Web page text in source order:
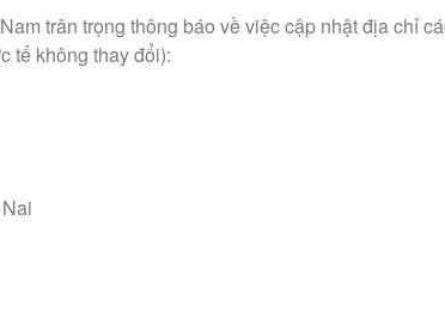
trân trọng thông báo về việc cập nhật địa chỉ
tế không thay đổi):